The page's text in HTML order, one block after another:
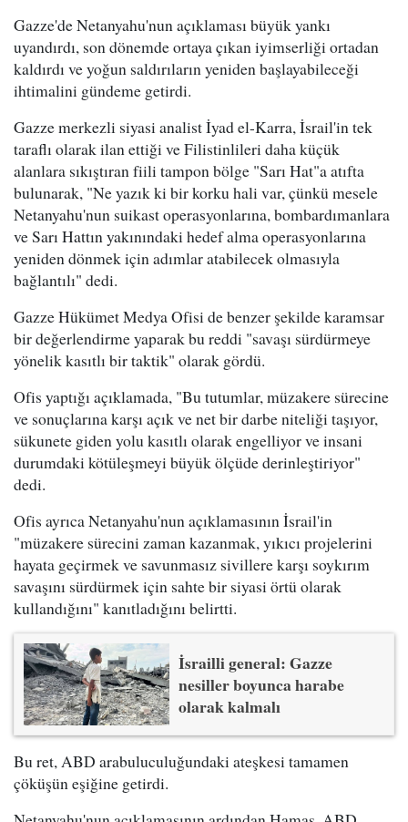
Gazze'de Netanyahu'nun açıklaması büyük yankı
uyandırdı, son dönemde ortaya çıkan iyimserliği ortadan
kaldırdı ve yoğun saldırıların yeniden başlayabileceği
ihtimalini gündeme getirdi.
Gazze merkezli siyasi analist İyad el-Karra, İsrail'in tek
taraflı olarak ilan ettiği ve Filistinlileri daha küçük
alanlara sıkıştıran fiili tampon bölge "Sarı Hat"a atıfta
bulunarak, "Ne yazık ki bir korku hali var, çünkü mesele
Netanyahu'nun suikast operasyonlarına, bombardımanlara
ve Sarı Hattın yakınındaki hedef alma operasyonlarına
yeniden dönmek için adımlar atabilecek olmasıyla
bağlantılı" dedi.
Gazze Hükümet Medya Ofisi de benzer şekilde karamsar
bir değerlendirme yaparak bu reddi "savaşı sürdürmeye
yönelik kasıtlı bir taktik" olarak gördü.
Ofis yaptığı açıklamada, "Bu tutumlar, müzakere sürecine
ve sonuçlarına karşı açık ve net bir darbe niteliği taşıyor,
sükunete giden yolu kasıtlı olarak engelliyor ve insani
durumdaki kötüleşmeyi büyük ölçüde derinleştiriyor"
dedi.
Ofis ayrıca Netanyahu'nun açıklamasının İsrail'in
"müzakere sürecini zaman kazanmak, yıkıcı projelerini
hayata geçirmek ve savunmasız sivillere karşı soykırım
savaşını sürdürmek için sahte bir siyasi örtü olarak
kullandığını" kanıtladığını belirtti.
İsrailli general: Gazze
nesiller boyunca harabe
olarak kalmalı
Bu ret, ABD arabuluculuğundaki ateşkesi tamamen
çöküşün eşiğine getirdi.